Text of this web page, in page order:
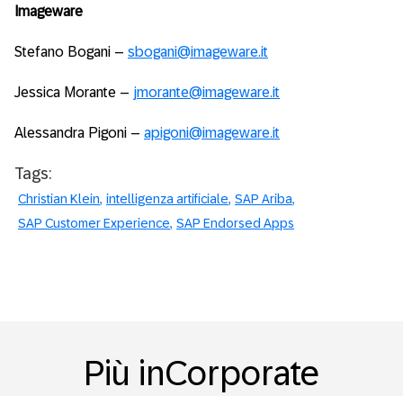
Imageware
Stefano Bogani – sbogani@imageware.it
Jessica Morante – jmorante@imageware.it
Alessandra Pigoni – apigoni@imageware.it
Tags:
Christian Klein intelligenza artificiale SAP Ariba
SAP Customer Experience SAP Endorsed Apps
Più inCorporate